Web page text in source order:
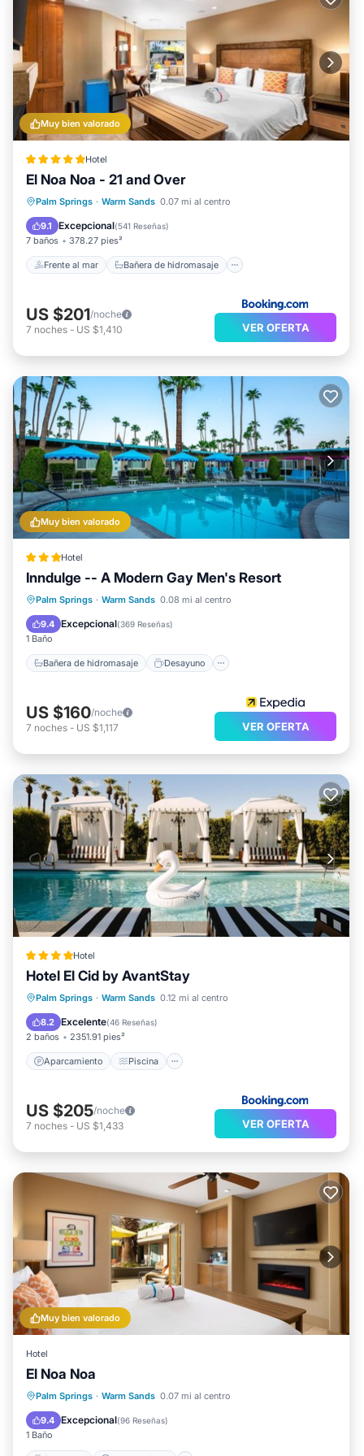
Muy bien valorado
Hotel
El Noa Noa - 21 and Over
Palm Springs · Warm Sands 0.07 mi al centro
9.1 Excepcional(541 Reseñas)
7 baños 378.27 pies²
Frente al mar Bañera de hidromasaje
Frente al mar
Bañera de hidromasaje
Desayuno
Aparcamiento
US $201/noche
7 noches - US $1,410 VER OFERTA
Muy bien valorado
Hotel
Inndulge -- A Modern Gay Men's Resort
Palm Springs · Warm Sands 0.08 mi al centro
9.4 Excepcional(369 Reseñas)
1 Baño
Bañera de hidromasaje Desayuno
Bañera de hidromasaje
Desayuno
Aparcamiento
US $160/noche
7 noches - US $1,117 VER OFERTA
Hotel
Hotel El Cid by AvantStay
Palm Springs · Warm Sands 0.12 mi al centro
8.2 Excelente(46 Reseñas)
2 baños 2351.91 pies²
Aparcamiento Piscina
Aparcamiento
Piscina
Aire acondicionado
US $205/noche
7 noches - US $1,433 VER OFERTA
Muy bien valorado
Hotel
El Noa Noa
Palm Springs · Warm Sands 0.07 mi al centro
9.4 Excepcional(96 Reseñas)
1 Baño
Desayuno Aparcamiento
Spa